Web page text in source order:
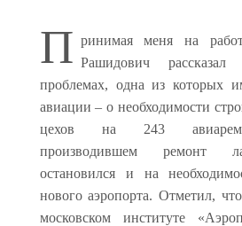
П ринимая меня на
Рашидович
проблемах, одна из которых
авиации – о необходимости
цехов на 243
производившем ремонт
остановился и на
нового аэропорта. Отметил,
московском институте